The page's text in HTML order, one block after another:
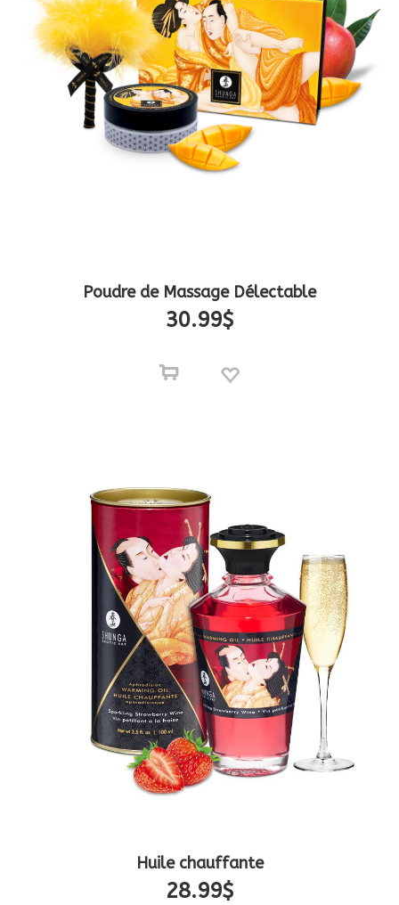
Poudre de Massage Délectable
30.99$
Huile chauffante
28.99$